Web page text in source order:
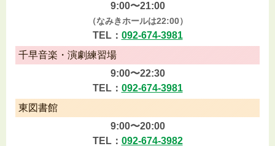
9:00〜21:00
（なみきホールは22:00）
TEL： 092-674-3981
千早音楽・演劇練習場
9:00〜22:30
TEL： 092-674-3981
東図書館
9:00〜20:00
TEL： 092-674-3982